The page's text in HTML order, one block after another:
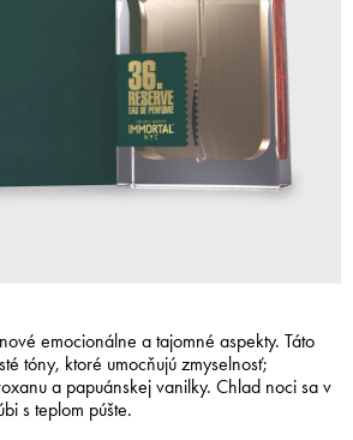
emocionálne a tajomné aspekty. Táto
tóny, ktoré umocňujú zmyselnosť;
a papuánskej vanilky. Chlad noci sa v
s teplom púšte.